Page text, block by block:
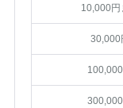
10,000円
30,000